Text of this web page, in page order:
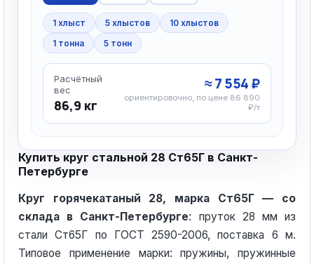
1 хлыст 5 хлыстов
10 хлыстов
1 тонна
5 тонн
Расчётный
вес
86,9 кг
≈ 7 554 ₽
ориентировочно, по цене 86 890
₽/т
Купить круг стальной 28 Ст65Г в Санкт-
Петербурге
Круг горячекатаный 28, марка Ст65Г — со
склада в Санкт-Петербурге: пруток 28 мм из
стали Ст65Г по ГОСТ 2590-2006, поставка 6 м.
Типовое применение марки: пружины, пружинные